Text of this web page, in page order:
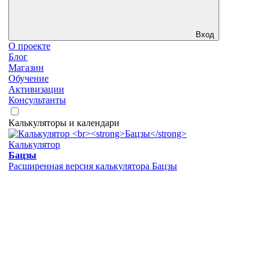
Вход
О проекте
Блог
Магазин
Обучение
Активизации
Консультанты
Калькуляторы и календари
Калькулятор
Бацзы
Расширенная версия калькулятора Бацзы